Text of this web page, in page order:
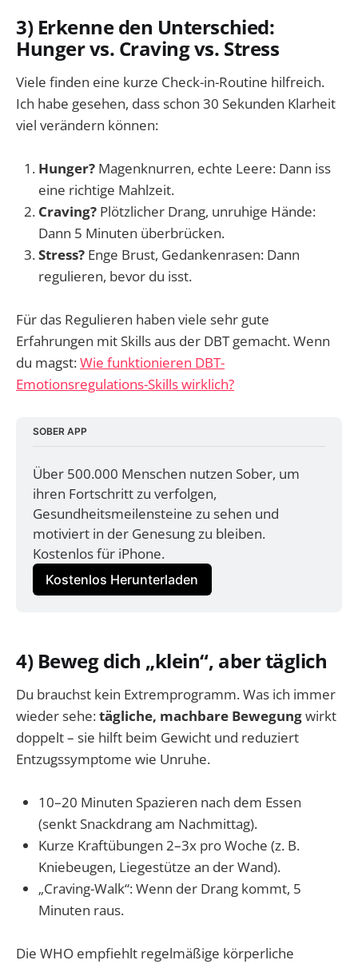
3) Erkenne den Unterschied:
Hunger vs. Craving vs. Stress
Viele finden eine kurze Check-in-Routine hilfreich.
Ich habe gesehen, dass schon 30 Sekunden Klarheit
viel verändern können:
Hunger? Magenknurren, echte Leere: Dann iss
eine richtige Mahlzeit.
Craving? Plötzlicher Drang, unruhige Hände:
Dann 5 Minuten überbrücken.
Stress? Enge Brust, Gedankenrasen: Dann
regulieren, bevor du isst.
Für das Regulieren haben viele sehr gute
Erfahrungen mit Skills aus der DBT gemacht. Wenn
du magst:Wie funktionieren DBT-
Emotionsregulations-Skills wirklich?
SOBER APP
Über 500.000 Menschen nutzen Sober, um
ihren Fortschritt zu verfolgen,
Gesundheitsmeilensteine zu sehen und
motiviert in der Genesung zu bleiben.
Kostenlos für iPhone.
Kostenlos Herunterladen
4) Beweg dich „klein“, aber täglich
Du brauchst kein Extremprogramm. Was ich immer
wieder sehe:tägliche, machbare Bewegungwirkt
doppelt – sie hilft beim Gewicht und reduziert
Entzugssymptome wie Unruhe.
10–20 Minuten Spazieren nach dem Essen
(senkt Snackdrang am Nachmittag).
Kurze Kraftübungen 2–3x pro Woche (z. B.
Kniebeugen, Liegestütze an der Wand).
„Craving-Walk“: Wenn der Drang kommt, 5
Minuten raus.
Die WHO empfiehlt regelmäßige körperliche